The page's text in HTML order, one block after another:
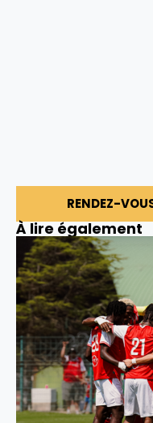
RENDEZ-
À lire également